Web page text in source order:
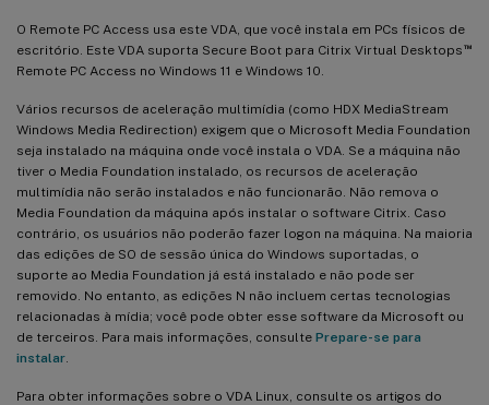
O Remote PC Access usa este VDA, que você instala em PCs físicos de
escritório. Este VDA suporta Secure Boot para Citrix Virtual Desktops ™
Remote PC Access no Windows 11 e Windows 10.
Vários recursos de aceleração multimídia (como HDX MediaStream
Windows Media Redirection) exigem que o Microsoft Media Foundation
seja instalado na máquina onde você instala o VDA. Se a máquina não
tiver o Media Foundation instalado, os recursos de aceleração
multimídia não serão instalados e não funcionarão. Não remova o
Media Foundation da máquina após instalar o software Citrix. Caso
contrário, os usuários não poderão fazer logon na máquina. Na maioria
das edições de SO de sessão única do Windows suportadas, o
suporte ao Media Foundation já está instalado e não pode ser
removido. No entanto, as edições N não incluem certas tecnologias
relacionadas à mídia; você pode obter esse software da Microsoft ou
de terceiros. Para mais informações, consulte Prepare-se para
instalar
Para obter informações sobre o VDA Linux, consulte os artigos do